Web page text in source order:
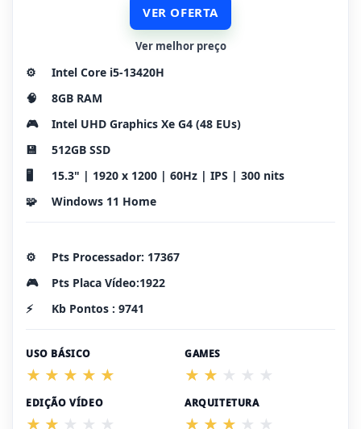
VER OFERTA
Ver melhor preço
⚙️
Intel Core i5-13420H
🧠
8GB RAM
🎮
Intel UHD Graphics Xe G4 (48 EUs)
💾
512GB SSD
🖥️
15.3" | 1920 x 1200 | 60Hz | IPS | 300 nits
🧩
Windows 11 Home
⚙️
Pts Processador: 17367
🎮
Pts Placa Vídeo:1922
⚡
Kb Pontos : 9741
USO BÁSICO GAMES
EDIÇÃO VÍDEO ARQUITETURA